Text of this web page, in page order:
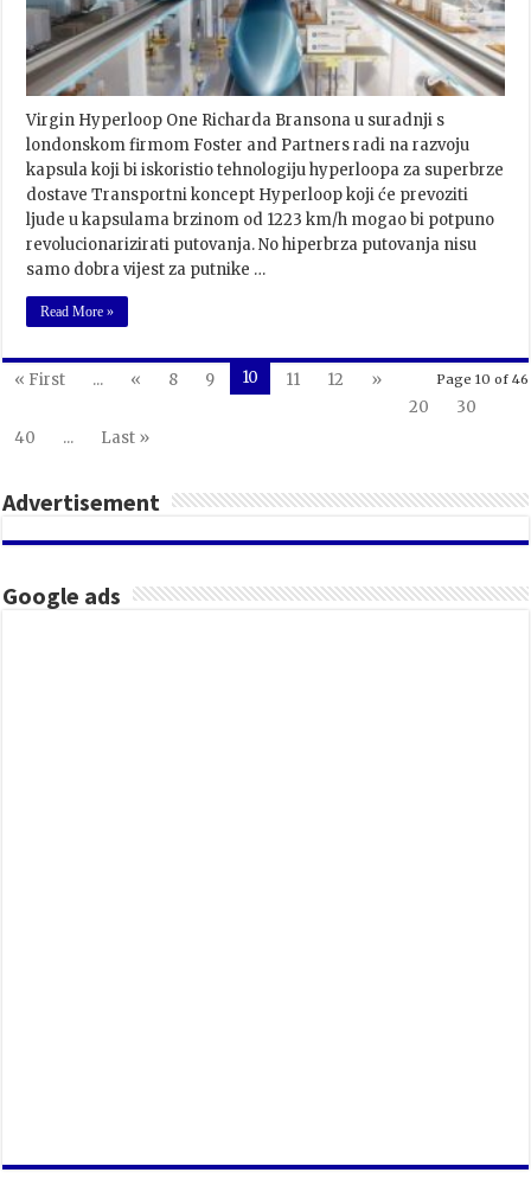
Virgin Hyperloop One Richarda Bransona u suradnji s
londonskom firmom Foster and Partners radi na razvoju
kapsula koji bi iskoristio tehnologiju hyperloopa za superbrze
dostave Transportni koncept Hyperloop koji će prevoziti
ljude u kapsulama brzinom od 1223 km/h mogao bi potpuno
revolucionarizirati putovanja. No hiperbrza putovanja nisu
samo dobra vijest za putnike …
Read More »
Page 10 of 46
« First ... « 8 9 10 11 12
»
20
30
40
... Last »
Advertisement
Google ads